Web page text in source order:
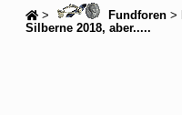
> Fundforen >
Silberne 2018, aber.....